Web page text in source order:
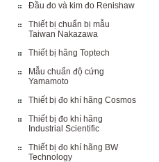
Đầu đo và kim đo Renishaw
Thiết bị chuẩn bị mẫu
Taiwan Nakazawa
Thiết bị hãng Toptech
Mẫu chuẩn độ cứng
Yamamoto
Thiết bị đo khí hãng Cosmos
Thiết bị đo khí hãng
Industrial Scientific
Thiết bị đo khí hãng BW
Technology